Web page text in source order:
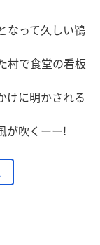
なって久しい鴇
村で食堂の看板
けに明かされる
が吹くーー!